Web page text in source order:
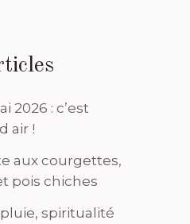
2026 : c’est
air !
aux courgettes,
pois chiches
spiritualité